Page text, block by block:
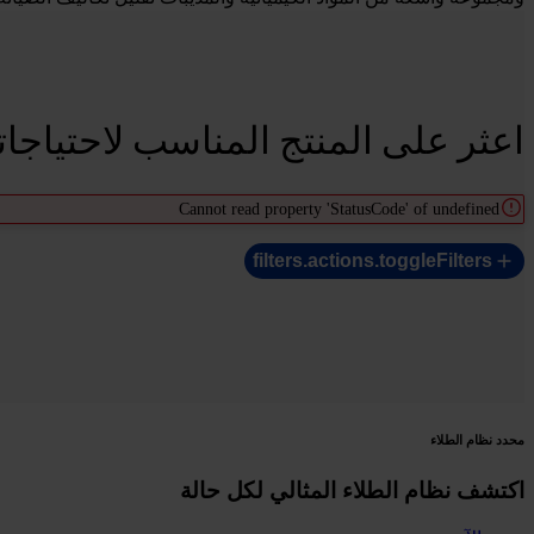
اعثر على المنتج المناسب
Cannot read property 'StatusCode' of undefined
filters.actions.toggleFilters
محدد نظام الطلاء
اكتشف نظام الطلاء المثالي لكل حالة